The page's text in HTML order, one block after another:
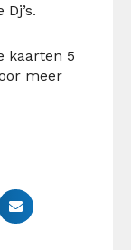
kaarten 5
meer